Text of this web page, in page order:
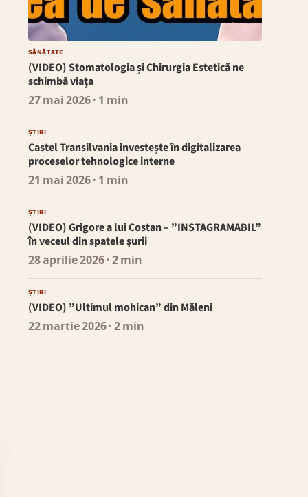
SĂNĂTATE
(VIDEO) Stomatologia și Chirurgia Estetică ne
schimbă viața
27 mai 2026· 1 min
ȘTIRI
Castel Transilvania investește în digitalizarea
proceselor tehnologice interne
21 mai 2026· 1 min
ȘTIRI
(VIDEO) Grigore a lui Costan – ”INSTAGRAMABIL”
în veceul din spatele șurii
28 aprilie 2026· 2 min
ȘTIRI
(VIDEO) ”Ultimul mohican” din Măleni
22 martie 2026· 2 min